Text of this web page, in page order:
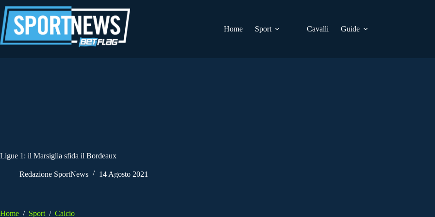
al
contenuto
Home
Sport Cavalli Guide
Ligue 1: il Marsiglia sfida il Bordeaux
Redazione SportNews 14 Agosto 2021
Home / Sport / Calcio